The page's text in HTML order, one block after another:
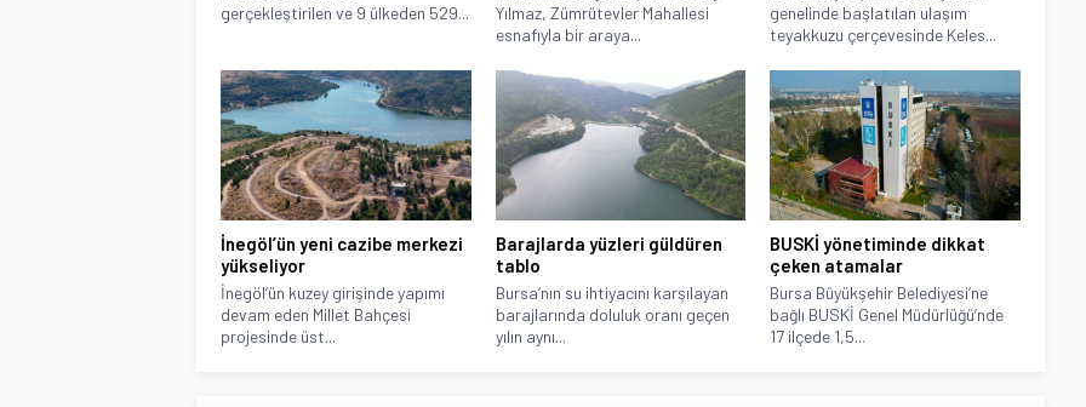
gerçekleştirilen ve 9 ülkeden 529...
Yılmaz, Zümrütevler Mahallesi
esnafıyla bir araya...
genelinde başlatılan ulaşım
teyakkuzu çerçevesinde Keles...
İnegöl’ün yeni cazibe merkezi
yükseliyor
İnegöl’ün kuzey girişinde yapımı
devam eden Millet Bahçesi
projesinde üst...
Barajlarda yüzleri güldüren
tablo
Bursa’nın su ihtiyacını karşılayan
barajlarında doluluk oranı geçen
yılın aynı...
BUSKİ yönetiminde dikkat
çeken atamalar
Bursa Büyükşehir Belediyesi’ne
bağlı BUSKİ Genel Müdürlüğü’nde
17 ilçede 1,5...